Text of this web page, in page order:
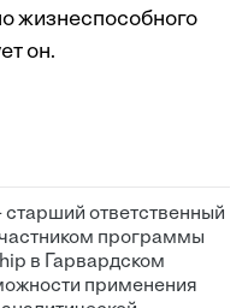
жизнеспособного
он.
ответственный
программы
в Гарвардском
применения